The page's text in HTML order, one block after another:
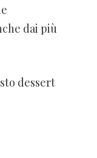
dai più
dessert